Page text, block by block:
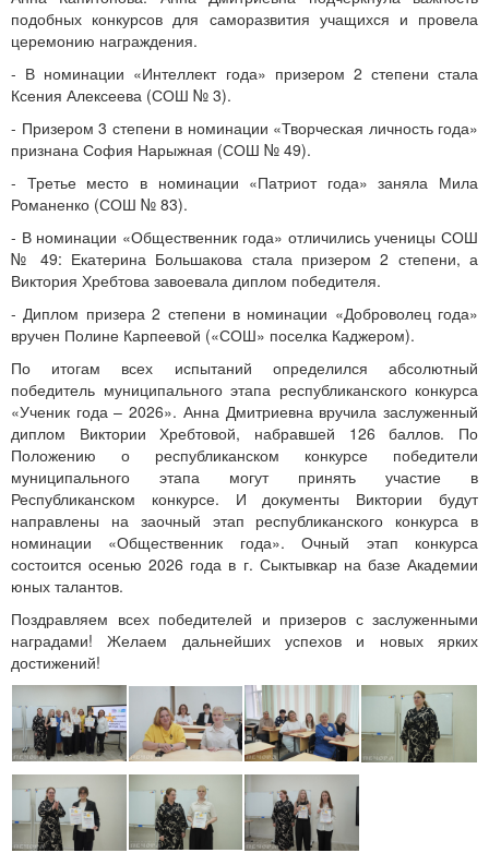
подобных конкурсов для саморазвития учащихся и провела
церемонию награждения.
- В номинации «Интеллект года» призером 2 степени стала
Ксения Алексеева (СОШ № 3).
- Призером 3 степени в номинации «Творческая личность года»
признана София Нарыжная (СОШ № 49).
- Третье место в номинации «Патриот года» заняла Мила
Романенко (СОШ № 83).
- В номинации «Общественник года» отличились ученицы СОШ
№ 49: Екатерина Большакова стала призером 2 степени, а
Виктория Хребтова завоевала диплом победителя.
- Диплом призера 2 степени в номинации «Доброволец года»
вручен Полине Карпеевой («СОШ» поселка Каджером).
По итогам всех испытаний определился абсолютный
победитель муниципального этапа республиканского конкурса
«Ученик года – 2026». Анна Дмитриевна вручила заслуженный
диплом Виктории Хребтовой, набравшей 126 баллов. По
Положению о республиканском конкурсе победители
муниципального этапа могут принять участие в
Республиканском конкурсе. И документы Виктории будут
направлены на заочный этап республиканского конкурса в
номинации «Общественник года». Очный этап конкурса
состоится осенью 2026 года в г. Сыктывкар на базе Академии
юных талантов.
Поздравляем всех победителей и призеров с заслуженными
наградами! Желаем дальнейших успехов и новых ярких
достижений!